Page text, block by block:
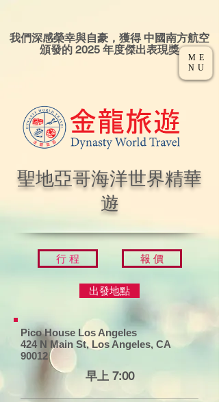
我們深感榮幸與自豪，獲得 中國南方航空
頒發的 2025 年度傑出表現獎
ME
NU
聖地亞哥海洋世界精華
遊
行 程 報 價
出發地點
Pico House Los Angeles
424 N Main St, Los Angeles, CA
90012
早上 7:00